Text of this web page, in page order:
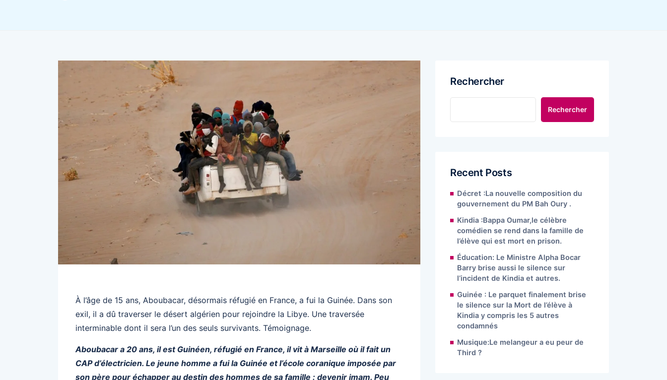
À l’âge de 15 ans, Aboubacar, désormais réfugié en France, a fui la Guinée. Dans son
exil, il a dû traverser le désert algérien pour rejoindre la Libye. Une traversée
interminable dont il sera l’un des seuls survivants. Témoignage.
Aboubacar a 20 ans, il est Guinéen, réfugié en France, il vit à Marseille où il fait un
CAP d’électricien. Le jeune homme a fui la Guinée et l’école coranique imposée par
son père pour échapper au destin des hommes de sa famille : devenir imam. Peu
Rechercher
Rechercher
Recent Posts
Décret :La nouvelle composition du
gouvernement du PM Bah Oury .
Kindia :Bappa Oumar,le célèbre
comédien se rend dans la famille de
l’élève qui est mort en prison.
Éducation: Le Ministre Alpha Bocar
Barry brise aussi le silence sur
l’incident de Kindia et autres.
Guinée : Le parquet finalement brise
le silence sur la Mort de l’élève à
Kindia y compris les 5 autres
condamnés
Musique:Le melangeur a eu peur de
Third ?